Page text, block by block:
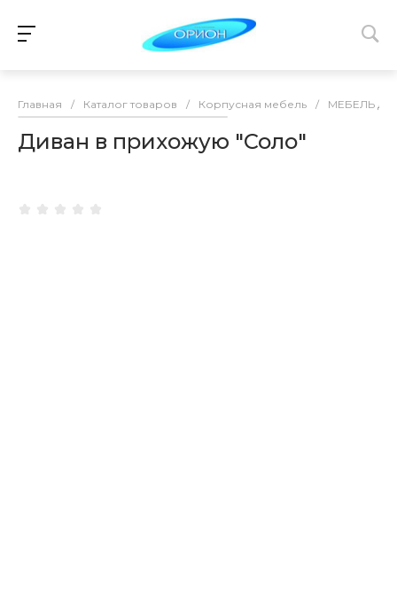
Главная / Каталог товаров / Корпусная мебель / МЕБЕЛЬ
Диван в прихожую "Соло"